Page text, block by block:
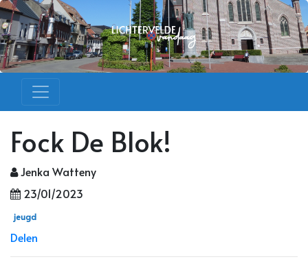
Fock De Blok!
Jenka Watteny
23/01/2023
jeugd
Delen